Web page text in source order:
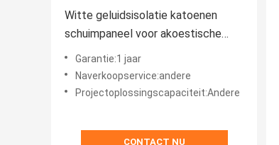
Witte geluidsisolatie katoenen
schuimpaneel voor akoestische
voorstellingen in auditoriums en
sportscholen
Garantie:1 jaar
Naverkoopservice:andere
Projectoplossingscapaciteit:Andere
CONTACT NU